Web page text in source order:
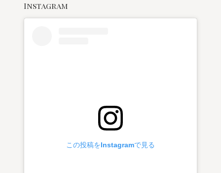
Instagram
この投稿をInstagramで見る